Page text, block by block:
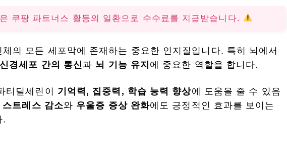
쿠팡 파트너스 활동의 일환으로 수수료를 지급받습니다.
체의 모든 세포막에 존재하는 중요한 인지질입니다. 특히 뇌에서
신경세포 간의 통신 과 뇌 기능 유지 에 중요한 역할을 합니다.
티딜세린이 기억력, 집중력, 학습 능력 향상에 도움을 줄 수 있음
스트레스 감소와 우울증 증상 완화에도 긍정적인 효과를 보이는
.